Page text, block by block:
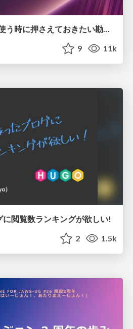
AWS App Runner を使う時に押さえておきたい勘所 〜 Web アプリをコンテナに最適化する 〜
9 11k
閲覧数ランキングが欲しい!
2 1.5k